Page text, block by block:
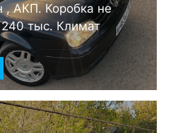
, АКП. Коробка не
тыс. Климат